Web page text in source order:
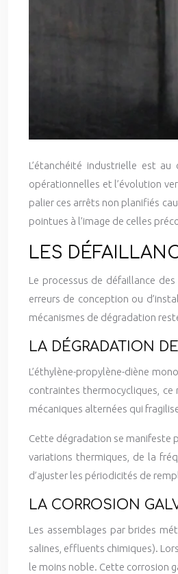
L’étanchéité industrielle est
opérationnelles et l’évolution
palier ces arrêts non planifiés
pointues à l’image de celles
LES
Le processus de défaillance
erreurs de conception ou
mécanismes de dégradation
LA DÉGRADATION
L’éthylène-propylène-diène
contraintes thermocycliques, ce
mécaniques alternées qui
Cette dégradation se manifeste
variations thermiques, de la
d’ajuster les périodicités de
LA CORROSION
Les assemblages par brides
salines, effluents chimiques).
le moins noble. Cette corrosion